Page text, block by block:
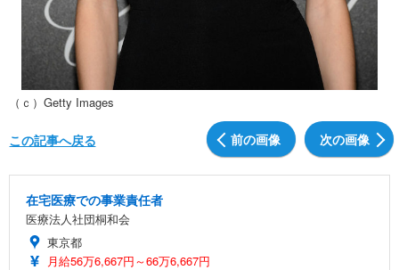
（ｃ）Getty Images
前の画像 次の画像
この記事へ戻る
在宅医療での事業責任者
医療法人社団桐和会
東京都
月給56万6,667円～66万6,667円